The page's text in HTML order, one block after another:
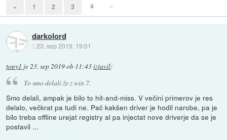
« 1 2 3 4 »
darkolord
::23. sep 2019, 19:01
tony1 je23. sep 2019 ob 11:43izjavil:
To smo delali že z win 7.
Smo delali, ampak je bilo to hit-and-miss. V večini primerov je res
delalo, večkrat pa tudi ne. Pač kakšen driver je hodil narobe, pa je
bilo treba offline urejat registry al pa injectat nove driverje da se je
postavil ...